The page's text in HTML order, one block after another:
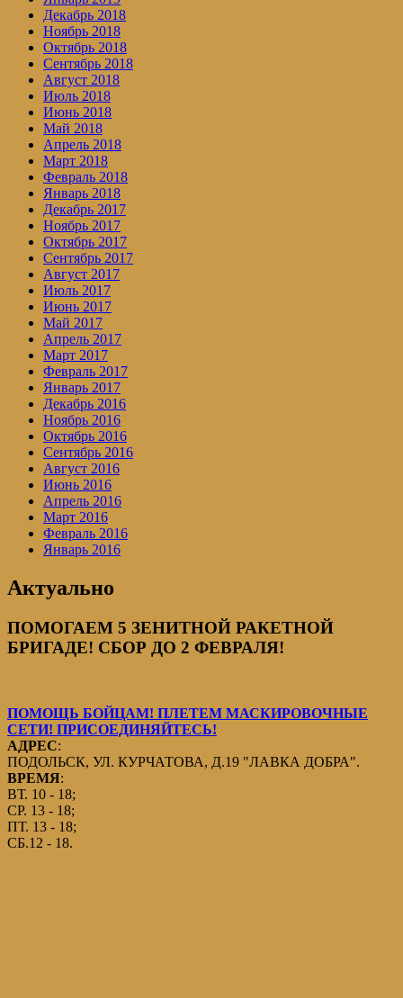
Декабрь 2018
Ноябрь 2018
Октябрь 2018
Сентябрь 2018
Август 2018
Июль 2018
Июнь 2018
Май 2018
Апрель 2018
Март 2018
Февраль 2018
Январь 2018
Декабрь 2017
Ноябрь 2017
Октябрь 2017
Сентябрь 2017
Август 2017
Июль 2017
Июнь 2017
Май 2017
Апрель 2017
Март 2017
Февраль 2017
Январь 2017
Декабрь 2016
Ноябрь 2016
Октябрь 2016
Сентябрь 2016
Август 2016
Июнь 2016
Апрель 2016
Март 2016
Февраль 2016
Январь 2016
Актуально
ПОМОГАЕМ 5 ЗЕНИТНОЙ РАКЕТНОЙ
БРИГАДЕ! СБОР ДО 2 ФЕВРАЛЯ!
ПОМОЩЬ БОЙЦАМ! ПЛЕТЕМ МАСКИРОВОЧНЫЕ
СЕТИ! ПРИСОЕДИНЯЙТЕСЬ!
АДРЕС:
ПОДОЛЬСК, УЛ. КУРЧАТОВА, Д.19 "ЛАВКА ДОБРА".
ВРЕМЯ:
ВТ. 10 - 18;
СР. 13 - 18;
ПТ. 13 - 18;
СБ.12 - 18.